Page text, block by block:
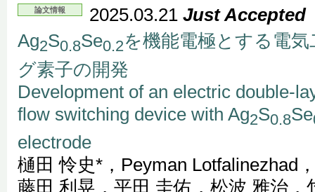
論文情報 2025.03.21 Just Accepted
Ag2S0.8Se0.2を機能電極とする電
グ素子の開発
Development of an electric double-
flow switching device with Ag2S0.8Se
electrode
樋田 怜史*，Peyman Lotfalinezhad
藤田 利晃，平田 圭佑，松波 雅治，